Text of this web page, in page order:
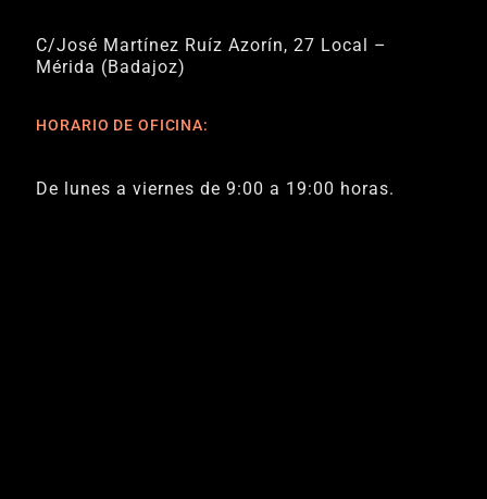
C/José Martínez Ruíz Azorín, 27 Local –
Mérida (Badajoz)
HORARIO DE OFICINA:
De lunes a viernes de 9:00 a 19:00 horas.